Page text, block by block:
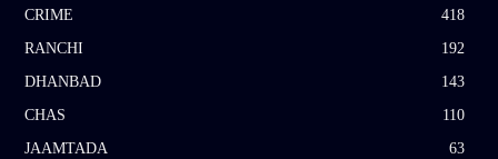
CRIME
418
RANCHI
192
DHANBAD
143
CHAS
110
JAAMTADA
63